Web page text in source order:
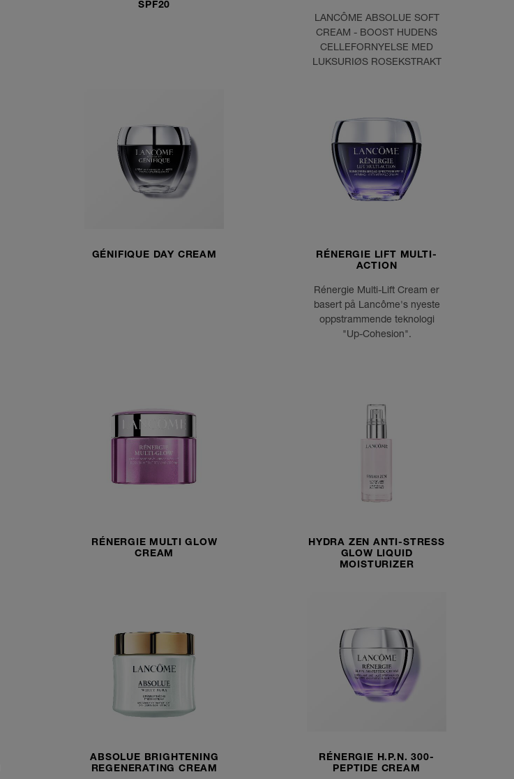
SPF20
LANCÔME ABSOLUE SOFT
CREAM - BOOST HUDENS
CELLEFORNYELSE MED
LUKSURIØS ROSEKSTRAKT
GÉNIFIQUE DAY CREAM
RÉNERGIE LIFT MULTI-
ACTION
Rénergie Multi-Lift Cream er
basert på Lancôme's nyeste
oppstrammende teknologi
"Up-Cohesion".
RÉNERGIE MULTI GLOW
CREAM
HYDRA ZEN ANTI-STRESS
GLOW LIQUID
MOISTURIZER
ABSOLUE BRIGHTENING
REGENERATING CREAM
RÉNERGIE H.P.N. 300-
PEPTIDE CREAM